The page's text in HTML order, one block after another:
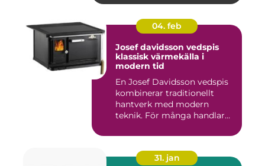
04. feb
Josef davidsson vedspis
klassisk värmekälla i
modern tid
En Josef Davidsson vedspis
kombinerar traditionellt
hantverk med modern
teknik. För många handlar
31. jan